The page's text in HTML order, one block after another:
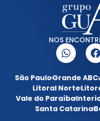
NOS
São PauloGrande ABC
Litoral Norte
Vale do Paraíba
Santa Catarina